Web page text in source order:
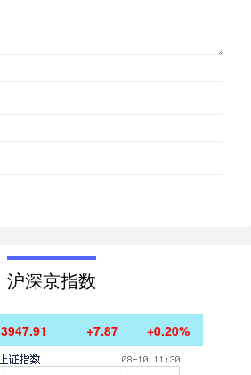
沪深京指数
3947.91 +7.87 +0.20%